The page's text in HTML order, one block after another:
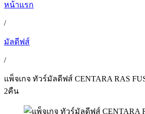
หน้าแรก
/
มัลดีฟส์
/
แพ็จเกจ ทัวร์มัลดีฟส์ CENTARA RAS
2คืน